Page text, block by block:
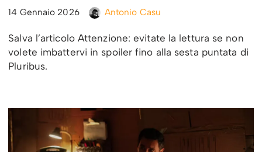
14 Gennaio 2026 Antonio Casu
Salva l’articolo Attenzione: evitate la lettura se non
volete imbattervi in spoiler fino alla sesta puntata di
Pluribus.